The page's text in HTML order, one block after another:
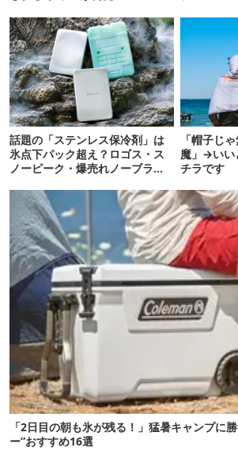
話題の「ステンレス保冷剤」は
氷点下パック超え？ロゴス・ス
ノーピーク・爆売れノーブラン
「帽子じ
魔」→いい
チラです
「2日目の朝も氷が残る！」猛暑キャンプに
ー”おすすめ16選